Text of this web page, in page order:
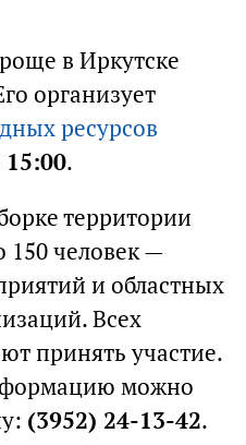
в Иркутске
организует
ресурсов
.
территории
150 человек —
и областных
Всех
принять участие.
можно
(3952) 24-13-42.